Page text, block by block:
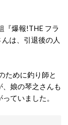
『爆報!THE フラ
は、引退後の人
ために釣り師と
娘の琴之さんも
ていました。